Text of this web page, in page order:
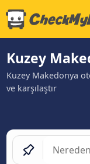
Kuzey
Kuzey Makedonya
ve karşılaştır